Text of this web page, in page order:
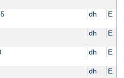
dh E
dh E
dh E
dh E